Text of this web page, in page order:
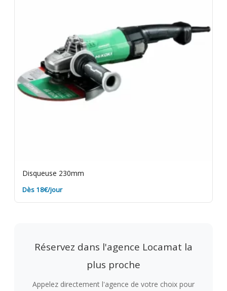
Disqueuse 230mm
Dès 18€/jour
Réservez dans l'agence Locamat la
plus proche
Appelez directement l'agence de votre choix pour